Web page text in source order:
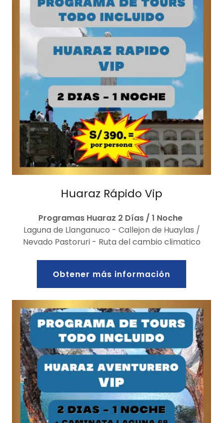
Huaraz Rápido Vip
Programas Huaraz 2 Días / 1 Noche
Laguna de Llanganuco - Callejon de Huaylas /
Nevado Pastoruri - Ruta del cambio climatico
Obtener más información